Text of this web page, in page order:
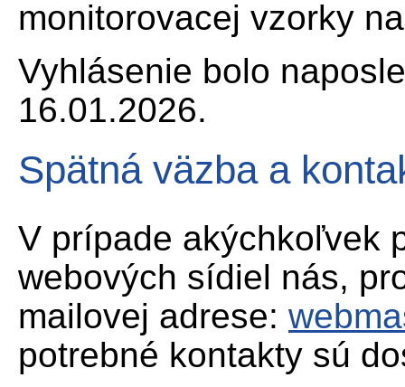
monitorovacej vzorky
Vyhlásenie bolo
16.01.2026.
Spätná väzba a
V prípade akýchkoľvek
webových sídiel nás,
mailovej adrese:
potrebné kontakty sú